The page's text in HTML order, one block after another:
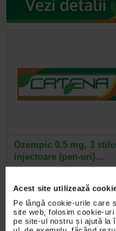
Acest site utilizează
Pe lângă cookie-urile care
site web, folosim cookie-
pe site-ul nostru și ajută la
Ozempic 0.5 mg, 3
injectoare (pen-uri)…
Ozempic este un
semaglutida care ajuta…